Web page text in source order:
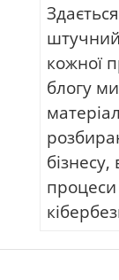
штучний
кожної
блогу
процеси